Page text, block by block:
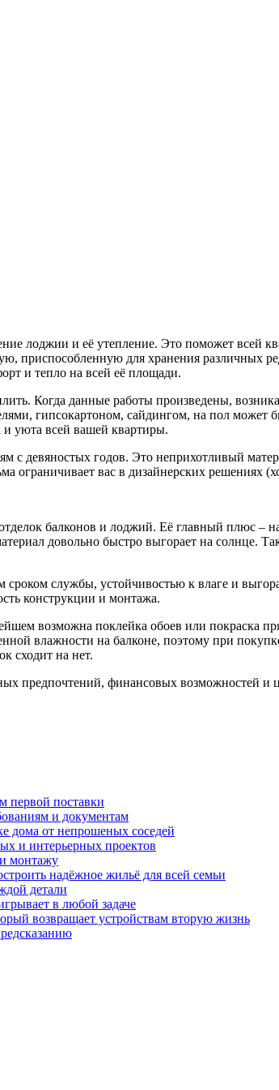
лоджии и её утепление. Это поможет всей
приспособленную для хранения различных
и тепло на всей её площади.
Когда данные работы произведены,
гипсокартоном, сайдингом, на пол может
уюта всей вашей квартиры.
с девяностых годов. Это неприхотливый
ограничивает вас в дизайнерских решениях
балконов и лоджий. Её главный плюс
довольно быстро выгорает на солнце.
службы, устойчивостью к влаге и
конструкции и монтажа.
возможна поклейка обоев или покраска
влажности на балконе, поэтому при
сходит на нет.
предпочтений, финансовых возможностей и
первой поставки
и документам
дома от непрошеных соседей
и интерьерных проектов
монтажу
надёжное жильё для всей семьи
детали
в любой задаче
возвращает устройствам вторую жизнь